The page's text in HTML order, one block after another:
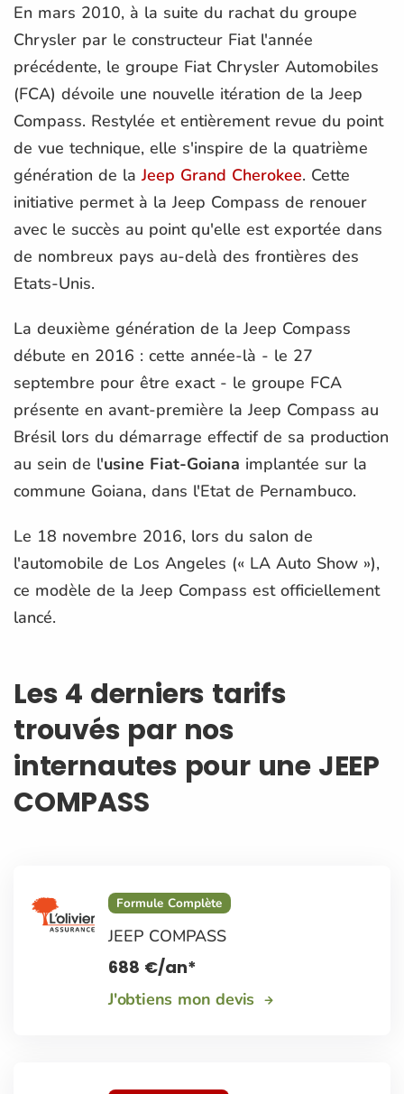
En mars 2010, à la suite du rachat du groupe
Chrysler par le constructeur Fiat l'année
précédente, le groupe Fiat Chrysler Automobiles
(FCA) dévoile une nouvelle itération de la Jeep
Compass. Restylée et entièrement revue du point
de vue technique, elle s'inspire de la quatrième
génération de laJeep Grand Cherokee. Cette
initiative permet à la Jeep Compass de renouer
avec le succès au point qu'elle est exportée dans
de nombreux pays au-delà des frontières des
Etats-Unis.
La deuxième génération de la Jeep Compass
débute en 2016 : cette année-là - le 27
septembre pour être exact - le groupe FCA
présente en avant-première la Jeep Compass au
Brésil lors du démarrage effectif de sa production
au sein de l'usine Fiat-Goiana implantée sur la
commune Goiana, dans l'Etat de Pernambuco.
Le 18 novembre 2016, lors du salon de
l'automobile de Los Angeles (« LA Auto Show »),
ce modèle de la Jeep Compass est officiellement
lancé.
Les 4 derniers tarifs
trouvés par nos
internautes pour une JEEP
COMPASS
Formule Complète
JEEP COMPASS
688 €/an*
J'obtiens mon devis